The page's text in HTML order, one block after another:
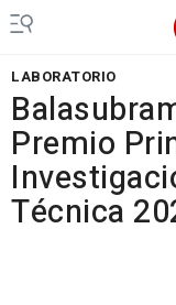
LABORATORIO
Premio
Técnica